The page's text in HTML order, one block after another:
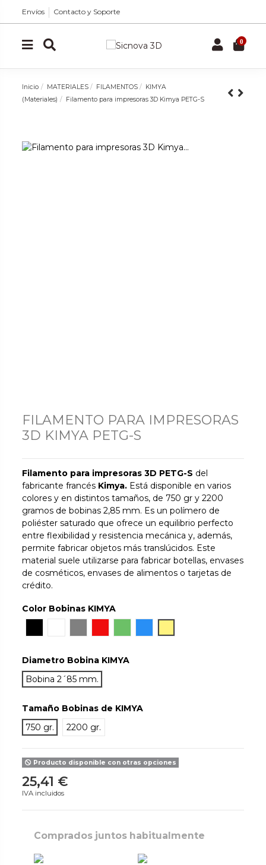
Envíos Contacto y Soporte
0
Inicio MATERIALES FILAMENTOS
KIMYA
(Materiales)
Filamento para impresoras 3D Kimya PETG-S
FILAMENTO PARA IMPRESORAS
3D KIMYA PETG-S
Filamento para impresoras 3D PETG-S del
fabricante francés Kimya. Está disponible en varios
colores y en distintos tamaños, de 750 gr y 2200
gramos de bobinas 2,85 mm. Es un polímero de
poliéster saturado que ofrece un equilibrio perfecto
entre flexibilidad y resistencia mecánica y, además,
permite fabricar objetos más translúcidos. Este
material suele utilizarse para fabricar botellas, envases
de cosméticos, envases de alimentos o tarjetas de
crédito.
Color Bobinas KIMYA
Diametro Bobina KIMYA
Bobina 2´85 mm.
Tamaño Bobinas de KIMYA
750 gr.
2200 gr.
Producto disponible con otras opciones
25,41 €
IVA incluidos
Comprados juntos habitualmente